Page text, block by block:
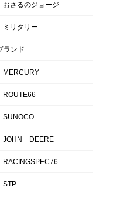
おさるのジョージ
ミリタリー
ランド
MERCURY
ROUTE66
SUNOCO
JOHN DEERE
RACINGSPEC76
STP